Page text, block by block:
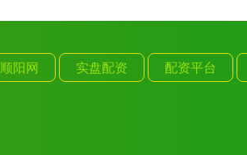
顺阳网 实盘配资 配资平台